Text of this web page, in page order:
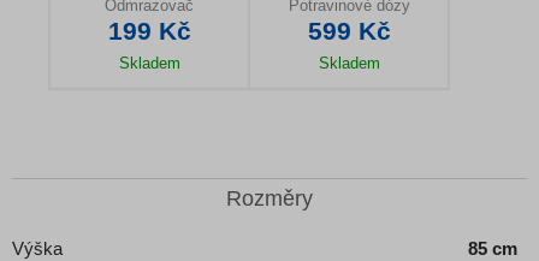
Odmrazovač
199 Kč
Skladem
Potravinové dózy
599 Kč
Skladem
Rozměry
Výška
85 cm